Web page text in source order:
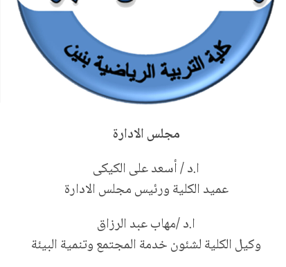
مجلس الادارة
ا.د / أسعد على الكيكى
عميد الكلية ورئيس مجلس الادارة
ا.د /مهاب عبد الرزاق
وكيل الكلية لشئون خدمة المجتمع وتنمية البيئة